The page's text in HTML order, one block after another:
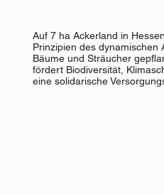
Auf 7 ha Ackerland in
Prinzipien des dynamischen
Bäume und Sträucher
fördert Biodiversität,
eine solidarische